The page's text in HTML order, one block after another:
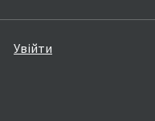
Увійти